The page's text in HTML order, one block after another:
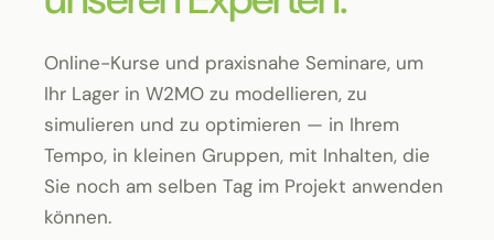
Online-Kurse und praxisnahe Seminare, um
Ihr Lager in W2MO zu modellieren, zu
simulieren und zu optimieren — in Ihrem
Tempo, in kleinen Gruppen, mit Inhalten, die
Sie noch am selben Tag im Projekt anwenden
können.